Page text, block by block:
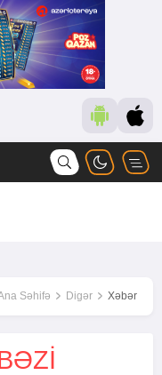
Səhifə Digər Xəbər